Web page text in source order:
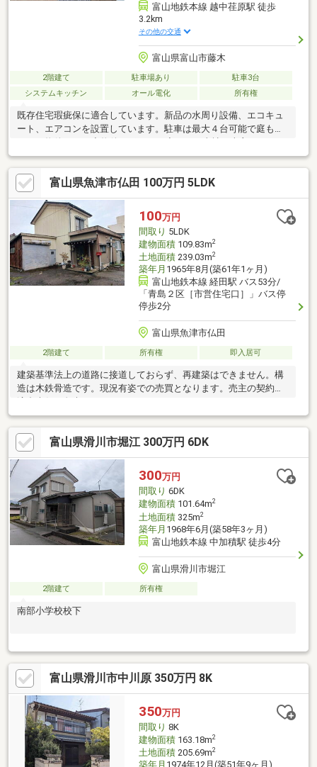
富山地鉄本線 越中荏原駅 徒歩
3.2km
その他の交通
富山県富山市藤木
2階建て 駐車場あり
駐車3台
システムキッチン
オール電化 所有権
既存住宅瑕疵保に適合しています。新品の水周り設備、エコキュ
ート、エアコンを設置しています。駐車は最大４台可能で庭も楽
（２）住宅ローン減税の対象（３）耐震補強！耐震金物を設置し
ています（４）瑕疵保険（加入予定）（５）シロアリ防除工事
済！石友ホームグループのリフォーム済住宅販売店〈リモデル石
友〉石友ホームグループとしての住宅のノウハウを最大限に活か
し、快適に永く安心して暮らしていけるようリフォームをした物
件です！※写真の家具・雑貨等はイメージで付帯していません
富山県魚津市仏田 100万円 5LDK
100万円
間取り 5LDK
建物面積109.83m2
土地面積239.03m2
築年月 1965年8月(築61年1ヶ月)
富山地鉄本線 経田駅 バス53分/
「青島２区［市営住宅口］」バス停
停歩2分
富山県魚津市仏田
2階建て 所有権 即入居可
建築基準法上の道路に接道しておらず、再建築はできません。構
造は木鉄骨造です。現況有姿での売買となります。売主の契約不
富山県滑川市堀江 300万円 6DK
300万円
間取り 6DK
建物面積101.64m2
土地面積325m2
築年月 1968年6月(築58年3ヶ月)
富山地鉄本線 中加積駅 徒歩4分
富山県滑川市堀江
2階建て 所有権
南部小学校校下
富山県滑川市中川原 350万円 8K
350万円
間取り 8K
建物面積163.18m2
土地面積205.69m2
築年月 1974年12月(築51年9ヶ月)